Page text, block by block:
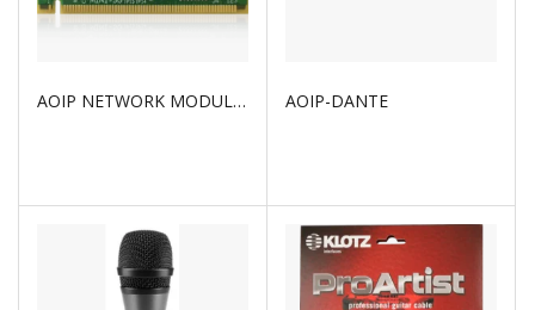
AOIP NETWORK MODULE WITH WAVES SOUNDGRID TECHNOLOGY AND 64X6 AOIP-DANTE